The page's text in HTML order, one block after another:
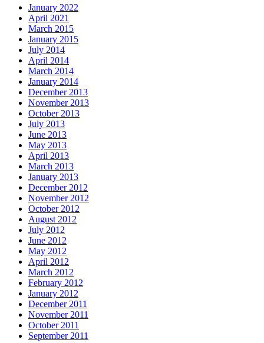
January 2022
April 2021
March 2015
January 2015
July 2014
April 2014
March 2014
January 2014
December 2013
November 2013
October 2013
July 2013
June 2013
May 2013
April 2013
March 2013
January 2013
December 2012
November 2012
October 2012
August 2012
July 2012
June 2012
May 2012
April 2012
March 2012
February 2012
January 2012
December 2011
November 2011
October 2011
September 2011